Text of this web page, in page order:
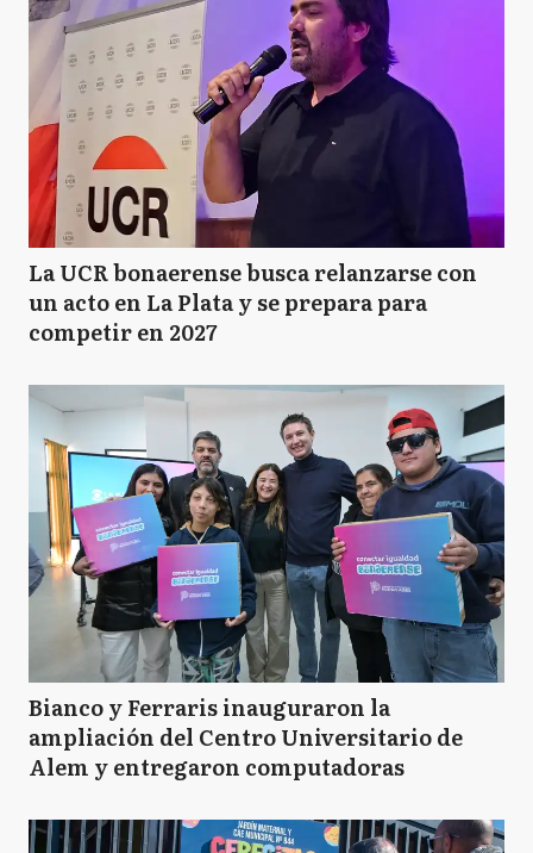
La UCR bonaerense busca relanzarse con
un acto en La Plata y se prepara para
competir en 2027
Bianco y Ferraris inauguraron la
ampliación del Centro Universitario de
Alem y entregaron computadoras